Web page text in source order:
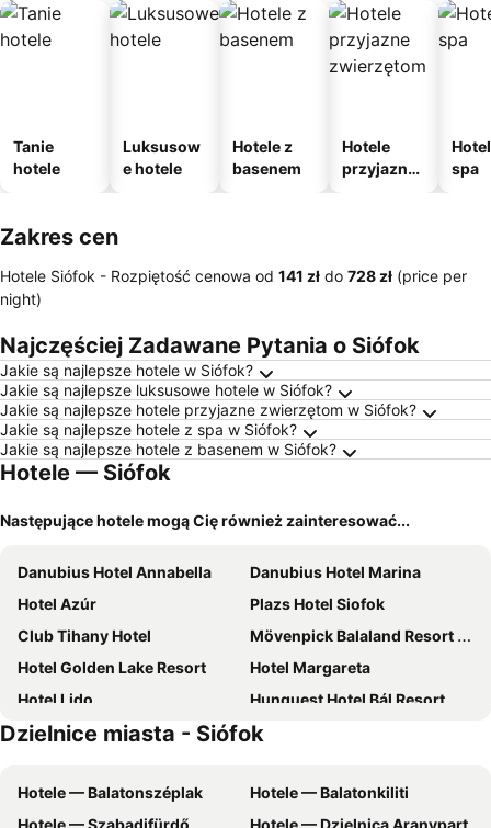
Tanie
hotele
Luksusow
e hotele
Hotele z
basenem
Hotele
przyjazne
spa
Zakres cen
Hotele Siófok - Rozpiętość cenowa od ‎141 zł do ‎728 zł (price per
night)
Najczęściej Zadawane Pytania o Siófok
Jakie są najlepsze hotele w Siófok?
Jakie są najlepsze luksusowe hotele w Siófok?
Jakie są najlepsze hotele przyjazne zwierzętom w Siófok?
Jakie są najlepsze hotele z spa w Siófok?
Jakie są najlepsze hotele z basenem w Siófok?
Hotele — Siófok
Następujące hotele mogą Cię również zainteresować...
Danubius Hotel Annabella
Danubius Hotel Marina
Hotel Azúr
Plazs Hotel Siofok
Club Tihany Hotel
Mövenpick Balaland Resort Lake Balaton
Hotel Golden Lake Resort
Hotel Margareta
Hotel Lido
Hunguest Hotel Bál Resort
Sungarden Wellness Hotel Siófok
Hotel Korona
Hotel Yacht Wellness & Business
Laroba Wellness Hotel
Dzielnice miasta - Siófok
Hotele — Balatonszéplak
Hotele — Balatonkiliti
Hotele — Szabadifürdő
Hotele — Dzielnica Aranypart